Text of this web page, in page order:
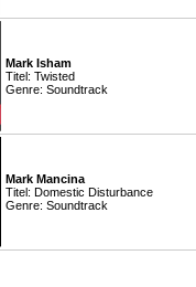
Mark Isham
Titel: Twisted
Genre: Soundtrack
Mark Mancina
Titel: Domestic Disturbance
Genre: Soundtrack